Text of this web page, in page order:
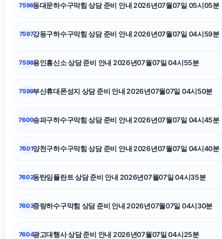
대전흥신소
수원변호사
광진구하수구막힘
7596동대문하수구막힘 상담 준비 안내 2026년07월07일 05시05분
7597강동구하수구막힘 상담 준비 안내 2026년07월07일 04시59분
7598용인흥신소 상담 준비 안내 2026년07월07일 04시55분
7599부산휴대폰성지 상담 준비 안내 2026년07월07일 04시50분
7600송파구하수구막힘 상담 준비 안내 2026년07월07일 04시45분
7601양천구하수구막힘 상담 준비 안내 2026년07월07일 04시40분
7602동탄임플란트 상담 준비 안내 2026년07월07일 04시35분
7603중랑하수구막힘 상담 준비 안내 2026년07월07일 04시30분
7604광고대행사 상담 준비 안내 2026년07월07일 04시25분